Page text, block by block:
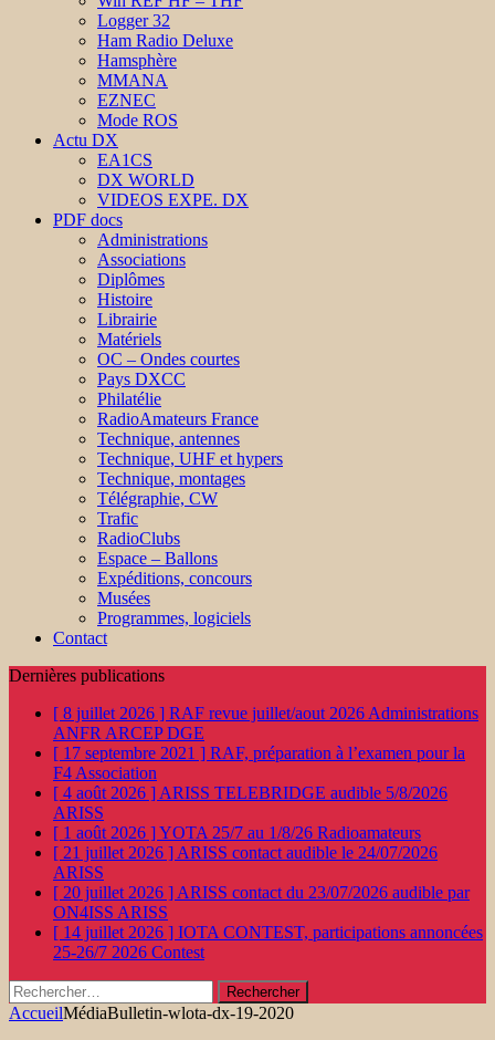
Logger 32
Ham Radio Deluxe
Hamsphère
MMANA
EZNEC
Mode ROS
Actu DX
EA1CS
DX WORLD
VIDEOS EXPE. DX
PDF docs
Administrations
Associations
Diplômes
Histoire
Librairie
Matériels
OC – Ondes courtes
Pays DXCC
Philatélie
RadioAmateurs France
Technique, antennes
Technique, UHF et hypers
Technique, montages
Télégraphie, CW
Trafic
RadioClubs
Espace – Ballons
Expéditions, concours
Musées
Programmes, logiciels
Contact
Dernières publications
[ 8 juillet 2026 ] RAF revue juillet/aout 2026 Administrations
ANFR ARCEP DGE
[ 17 septembre 2021 ] RAF, préparation à l’examen pour la
F4 Association
[ 4 août 2026 ] ARISS TELEBRIDGE audible 5/8/2026
ARISS
[ 1 août 2026 ]YOTA 25/7 au 1/8/26 Radioamateurs
[ 21 juillet 2026 ] ARISS contact audible le 24/07/2026
ARISS
[ 20 juillet 2026 ] ARISS contact du 23/07/2026 audible par
ON4ISS ARISS
[ 14 juillet 2026 ] IOTA CONTEST, participations annoncées
25-26/7 2026 Contest
Rechercher :
AccueilMédiaBulletin-wlota-dx-19-2020